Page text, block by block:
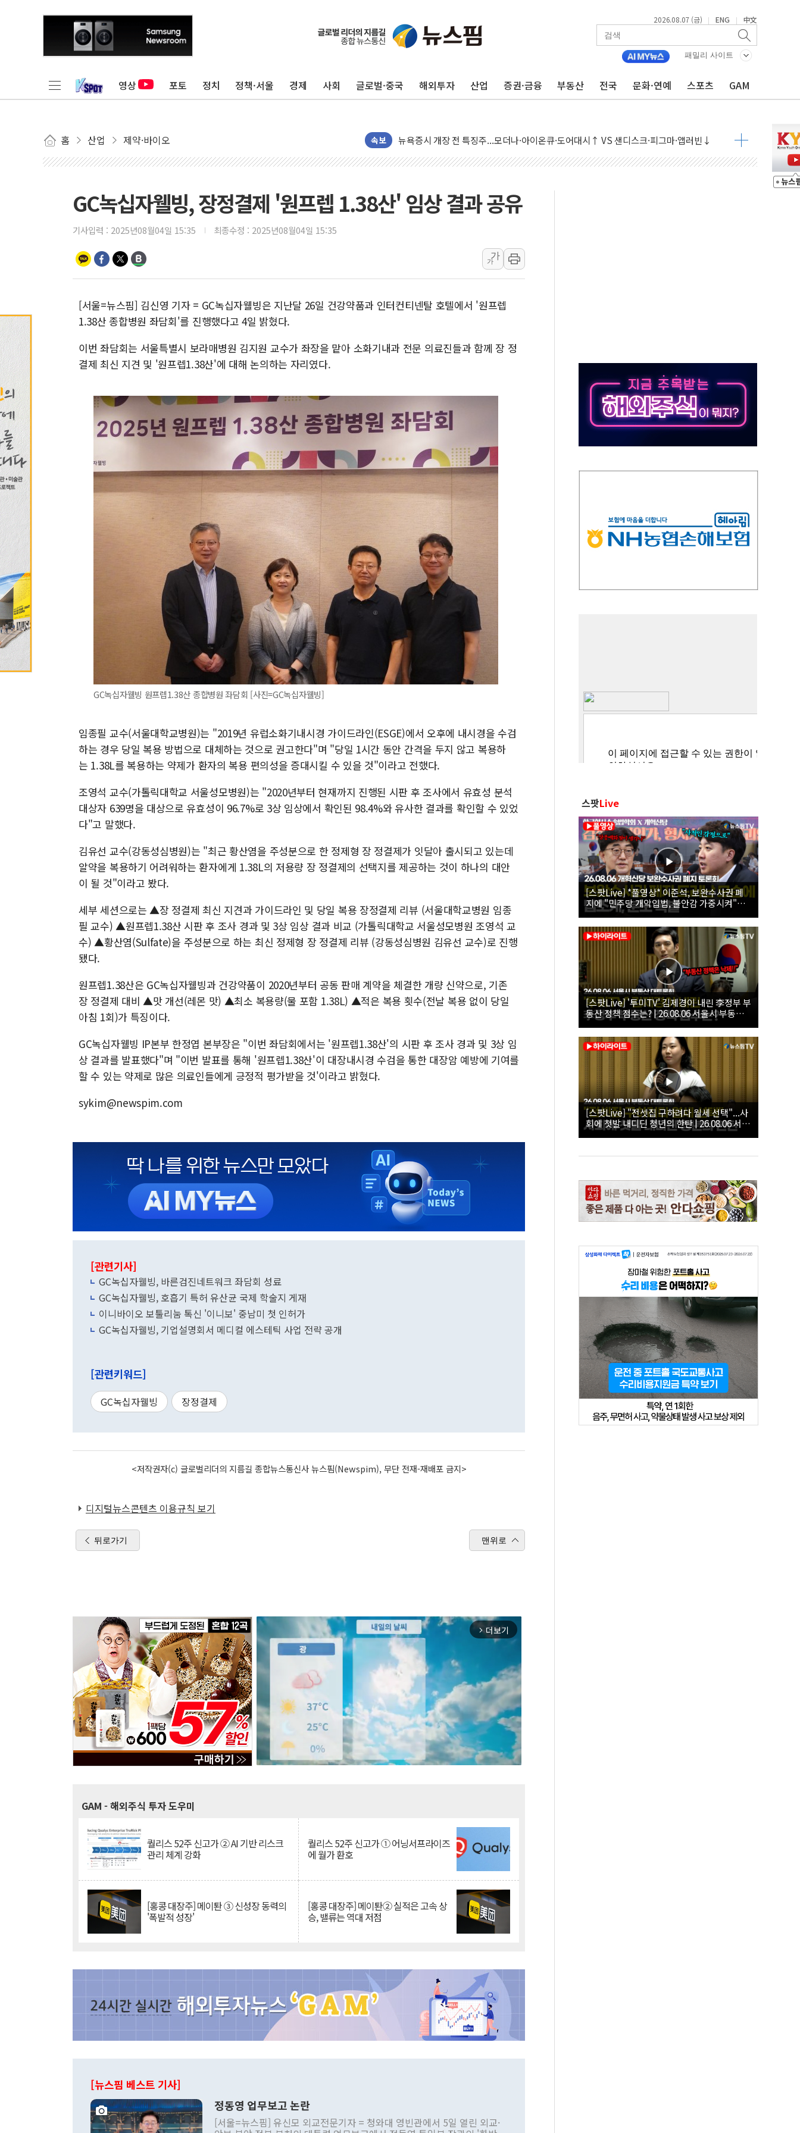
2026.08.07 (금) | ENG | 中文
패밀리 사이트
영상 포토 정치 정책·서울 경제 사회 글로벌·중국 해외투자 산업 증권·금융 부동산 전국 문화·연예 스포츠 GAM
홈 산업 제약·바이오 속보
리투아니아 국방 "러, 우크라 드론으로 나토 회원국 공격 검토… 거짓 깃발 작전"
구광모, 내주 실리콘밸리서 젠슨 황 재회…로봇·AI 데이터센터·모빌리티 구체화
김정관 장관 "영업이익 N% 성과급 반대…상법·자본시장법 개정 논의"
뉴욕증시 프리뷰, 미 주가선물 AI주 차익실현 속 혼조세...웨스턴디지털·샌디스크↓
금값 7주 만에 최고…美 고용 둔화·호르무즈 재개방 기대에 강세
[인도증시] 중동 긴장 완화에 실적 호조까지, 상승...호실적 보고 기업 상승세 뚜렷
[베트남 증시] 지수 하락 속 'DGC' 임시 주총 기대감에 홀로 상한가…마진 잔액은 사상 최고
'월가의 황제' 다이먼 "금융시장 레버리지 위험수위…숨은 차입이 더 큰 변수"
양주 섬유염색공장서 화재 1명 중상…대응 1단계 진압 중
김정관 산업부 장관 "주 52시간 손봐야, 경쟁상대 中과 비교해야"
우크라 드론 전술, 중남미 콜롬비아에 새 안보 위기… 반군·마약카르텔이 습득해 전투 활용
주한미군 "오산기지 누출, 백린 아닌 무해한 표면 부식 물질"
구미 폐염산처리업체서 불 2시간30여분만에 진화...외국인 노동자 숨져
해군과 함께하는 '불금전파, 송정' 시즌2
GC녹십자웰빙, 장정결제 '원프렙 1.38산' 임상 결과 공유
기사입력 : 2025년08월04일 15:35 최종수정 : 2025년08월04일 15:35
가
가
[서울=뉴스핌] 김신영 기자 = GC녹십자웰빙은 지난달 26일 건강약품과 인터컨티넨탈 호텔에서 '원프렙
1.38산 종합병원 좌담회'를 진행했다고 4일 밝혔다.
이번 좌담회는 서울특별시 보라매병원 김지원 교수가 좌장을 맡아 소화기내과 전문 의료진들과 함께 장 정
결제 최신 지견 및 '원프렙1.38산'에 대해 논의하는 자리였다.
GC녹십자웰빙 원프렙1.38산 종합병원 좌담회 [사진=GC녹십자웰빙]
임종필 교수(서울대학교병원)는 "2019년 유럽소화기내시경 가이드라인(ESGE)에서 오후에 내시경을 수검
하는 경우 당일 복용 방법으로 대체하는 것으로 권고한다"며 "당일 1시간 동안 간격을 두지 않고 복용하
는 1.38L를 복용하는 약제가 환자의 복용 편의성을 증대시킬 수 있을 것"이라고 전했다.
조영석 교수(가톨릭대학교 서울성모병원)는 "2020년부터 현재까지 진행된 시판 후 조사에서 유효성 분석
대상자 639명을 대상으로 유효성이 96.7%로 3상 임상에서 확인된 98.4%와 유사한 결과를 확인할 수 있었
다"고 말했다.
김유선 교수(강동성심병원)는 "최근 황산염을 주성분으로 한 정제형 장 정결제가 잇달아 출시되고 있는데
알약을 복용하기 어려워하는 환자에게 1.38L의 저용량 장 정결제의 선택지를 제공하는 것이 하나의 대안
이 될 것"이라고 봤다.
세부 세션으로는 ▲장 정결제 최신 지견과 가이드라인 및 당일 복용 장정결제 리뷰 (서울대학교병원 임종
필 교수) ▲원프렙1.38산 시판 후 조사 경과 및 3상 임상 결과 비교 (가톨릭대학교 서울성모병원 조영석 교
수) ▲황산염(Sulfate)을 주성분으로 하는 최신 정제형 장 정결제 리뷰 (강동성심병원 김유선 교수)로 진행
됐다.
원프렙1.38산은 GC녹십자웰빙과 건강약품이 2020년부터 공동 판매 계약을 체결한 개량 신약으로, 기존
장 정결제 대비 ▲맛 개선(레몬 맛) ▲최소 복용량(물 포함 1.38L) ▲적은 복용 횟수(전날 복용 없이 당일
아침 1회)가 특징이다.
GC녹십자웰빙 IP본부 한정엽 본부장은 "이번 좌담회에서는 '원프렙1.38산'의 시판 후 조사 경과 및 3상 임
상 결과를 발표했다"며 "이번 발표를 통해 '원프렙1.38산'이 대장내시경 수검을 통한 대장암 예방에 기여를
할 수 있는 약제로 많은 의료인들에게 긍정적 평가받을 것'이라고 밝혔다.
sykim@newspim.com
[관련기사]
GC녹십자웰빙, 바른검진네트워크 좌담회 성료
GC녹십자웰빙, 호흡기 특허 유산균 국제 학술지 게재
이니바이오 보툴리눔 톡신 '이니보' 중남미 첫 인허가
GC녹십자웰빙, 기업설명회서 메디컬 에스테틱 사업 전략 공개
[관련키워드]
GC녹십자웰빙 장정결제
<저작권자(c) 글로벌리더의 지름길 종합뉴스통신사 뉴스핌(Newspim), 무단 전재-재배포 금지>
디지털뉴스콘텐츠 이용규칙 보기
뒤로가기 맨위로
arrow_forward_ios 더보기
GAM - 해외주식 투자 도우미
퀄리스 52주 신고가 ② AI 기반 리스크
관리 체계 강화
퀄리스 52주 신고가 ① 어닝서프라이즈
에 월가 환호
[홍콩 대장주] 메이퇀 ③ 신성장 동력의
'폭발적 성장'
[홍콩 대장주] 메이퇀② 실적은 고속 상
승, 밸류는 역대 저점
[뉴스핌 베스트 기사]
정동영 업무보고 논란
[서울=뉴스핌] 유신모 외교전문기자 = 청와대 영빈관에서 5일 열린 외교·
스팟Live
[스팟Live] *풀영상* 이준석, 보완수사권 폐
지에 "민주당 개악입법, 불안감 가중시켜"｜
26.08.06 개혁신당 보완수사권 폐지 토론회
[스팟Live] '투미TV' 김제경이 내린 李정부 부
동산 정책 점수는? | 26.08.06 서울시 부동산
대토론회
[스팟Live] "전셋집 구하려다 월세 선택"...사
회에 첫발 내디딘 청년의 한탄 | 26.08.06 서울
시 부동산 대토론회